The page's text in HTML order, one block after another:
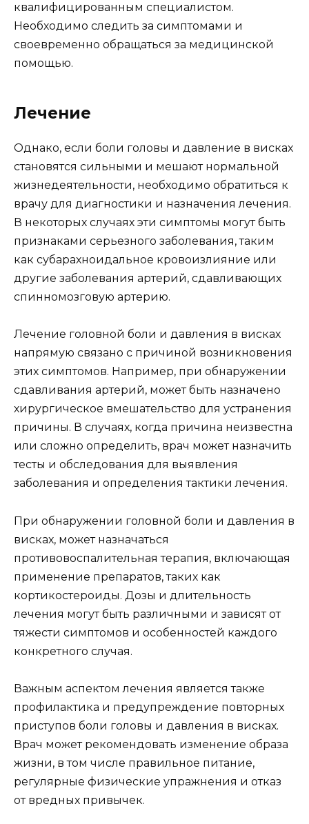
квалифицированным специалистом.
Необходимо следить за симптомами и
своевременно обращаться за медицинской
помощью.
Лечение
Однако, если боли головы и давление в висках
становятся сильными и мешают нормальной
жизнедеятельности, необходимо обратиться к
врачу для диагностики и назначения лечения.
В некоторых случаях эти симптомы могут быть
признаками серьезного заболевания, таким
как субарахноидальное кровоизлияние или
другие заболевания артерий, сдавливающих
спинномозговую артерию.
Лечение головной боли и давления в висках
напрямую связано с причиной возникновения
этих симптомов. Например, при обнаружении
сдавливания артерий, может быть назначено
хирургическое вмешательство для устранения
причины. В случаях, когда причина неизвестна
или сложно определить, врач может назначить
тесты и обследования для выявления
заболевания и определения тактики лечения.
При обнаружении головной боли и давления в
висках, может назначаться
противовоспалительная терапия, включающая
применение препаратов, таких как
кортикостероиды. Дозы и длительность
лечения могут быть различными и зависят от
тяжести симптомов и особенностей каждого
конкретного случая.
Важным аспектом лечения является также
профилактика и предупреждение повторных
приступов боли головы и давления в висках.
Врач может рекомендовать изменение образа
жизни, в том числе правильное питание,
регулярные физические упражнения и отказ
от вредных привычек.